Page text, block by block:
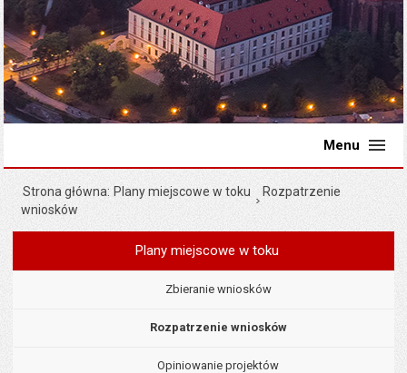
Menu
Strona główna Plany miejscowe w toku
Rozpatrzenie
wniosków
Menu Planowanie przestrzenne
Plany miejscowe w toku
Zbieranie wniosków
Rozpatrzenie wniosków
Opiniowanie projektów